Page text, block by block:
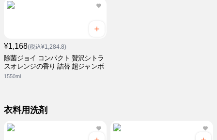
¥1,168(税込¥1,284.8)
除菌ジョイ コンパクト 贅沢シトラ
スオレンジの香り 詰替 超ジャンボ
1550ml
衣料用洗剤